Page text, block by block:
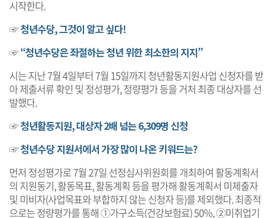
시작한다.
☞청년수당, 그것이 알고 싶다!
☞“청년수당은 좌절하는 청년 위한 최소한의 지지”
시는 지난 7월 4일부터 7월 15일까지 청년활동지원사업 신청자를 받
아 제출서류 확인 및 정성평가, 정량평가 등을 거처 최종 대상자를 선
발했다.
☞청년활동지원, 대상자 2배 넘는 6,309명 신청
☞청년수당 지원서에서 가장 많이 나온 키워드는?
먼저 정성평가로 7월 27일 선정심사위원회를 개최하여 활동계획서
의 지원동기, 활동목표, 활동계획 등을 평가해 활동계획서 미제출자
및 미비자(사업목표와 부합하지 않는 신청자 등)를 제외했다. 최종적
으로는 정량평가를 통해 ①가구소득(건강보험료) 50%, ②미취업기